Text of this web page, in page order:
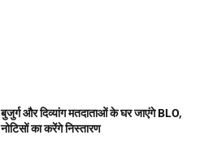
बुजुर्ग और दिव्यांग मतदाताओं के घर जाएंगे BLO,
नोटिसों का करेंगे निस्तारण